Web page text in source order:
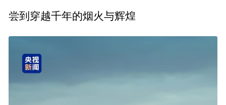
尝到穿越千年的烟火与辉煌